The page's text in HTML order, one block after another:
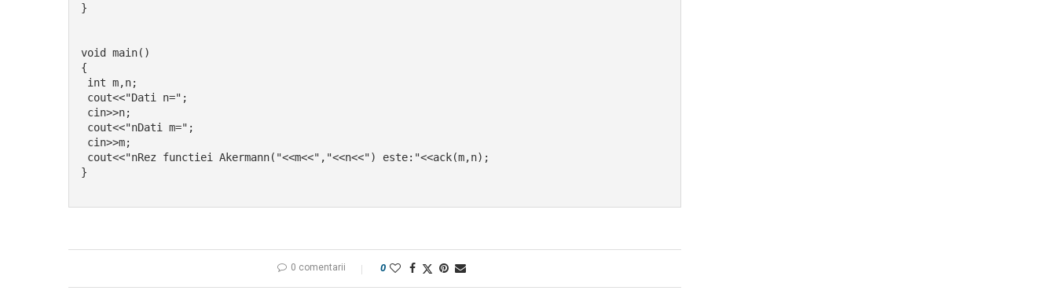
}
void main()
{
int m,n;
cout<<"Dati n=";
cin>>n;
cout<<"nDati m=";
cin>>m;
cout<<"nRez functiei Akermann("<<m<<","<<n<<") este:"<<ack(m,n);
}
0 comentarii 0